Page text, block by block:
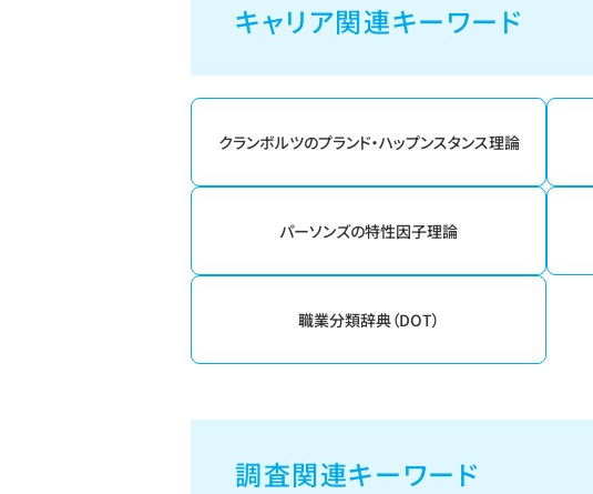
キャリア関連キーワード
クランボルツのプランド・ハップンスタンス理論
パーソンズの特性因子理論
職業分類辞典（DOT）
調査関連キーワード